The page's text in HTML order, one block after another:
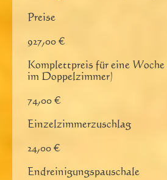
Preise
927,00 €
Komplettpreis für eine
im Doppelzimmer)
74,00 €
Einzelzimmerzuschlag
24,00 €
Endreinigungspauschale